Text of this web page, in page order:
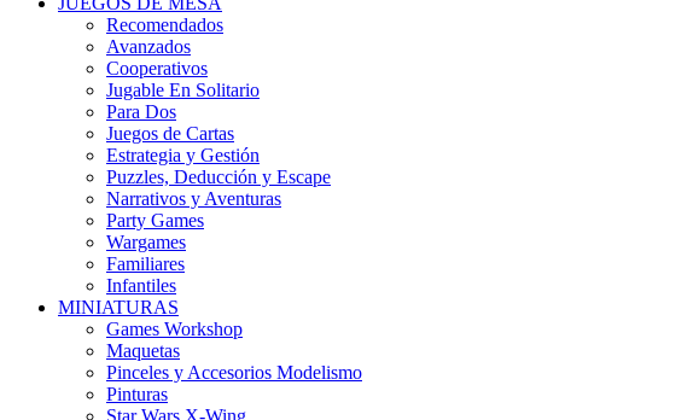
Recomendados
Avanzados
Cooperativos
Jugable En Solitario
Para Dos
Juegos de Cartas
Estrategia y Gestión
Puzzles, Deducción y Escape
Narrativos y Aventuras
Party Games
Wargames
Familiares
Infantiles
MINIATURAS
Games Workshop
Maquetas
Pinceles y Accesorios Modelismo
Pinturas
Star Wars X-Wing